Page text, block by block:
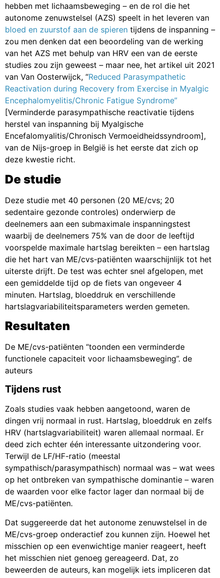
hebben met lichaamsbeweging – en de rol die het
autonome zenuwstelsel (AZS) speelt in het leveren van
bloed en zuurstof aan de spieren tijdens de inspanning –
zou men denken dat een beoordeling van de werking
van het AZS met behulp van HRV een van de eerste
studies zou zijn geweest – maar nee, het artikel uit 2021
van Van Oosterwijck, “Reduced Parasympathetic
Reactivation during Recovery from Exercise in Myalgic
Encephalomyelitis/Chronic Fatigue Syndrome”
[Verminderde parasympathische reactivatie tijdens
herstel van inspanning bij Myalgische
Encefalomyalitis/Chronisch Vermoeidheidssyndroom],
van de Nijs-groep in België is het eerste dat zich op
deze kwestie richt.
De studie
Deze studie met 40 personen (20 ME/cvs; 20
sedentaire gezonde controles) onderwierp de
deelnemers aan een submaximale inspanningstest
waarbij de deelnemers 75% van de door de leeftijd
voorspelde maximale hartslag bereikten – een hartslag
die het hart van ME/cvs-patiënten waarschijnlijk tot het
uiterste drijft. De test was echter snel afgelopen, met
een gemiddelde tijd op de fiets van ongeveer 4
minuten. Hartslag, bloeddruk en verschillende
hartslagvariabiliteitsparameters werden gemeten.
Resultaten
De ME/cvs-patiënten “toonden een verminderde
functionele capaciteit voor lichaamsbeweging”. de
auteurs
Tijdens rust
Zoals studies vaak hebben aangetoond, waren de
dingen vrij normaal in rust. Hartslag, bloeddruk en zelfs
HRV (hartslagvariabiliteit) waren allemaal normaal. Er
deed zich echter één interessante uitzondering voor.
Terwijl de LF/HF-ratio (meestal
sympathisch/parasympathisch) normaal was – wat wees
op het ontbreken van sympathische dominantie – waren
de waarden voor elke factor lager dan normaal bij de
ME/cvs-patiënten.
Dat suggereerde dat het autonome zenuwstelsel in de
ME/cvs-groep onderactief zou kunnen zijn. Hoewel het
misschien op een evenwichtige manier reageert, heeft
het misschien niet genoeg gereageerd. Dat, zo
beweerden de auteurs, kan mogelijk iets impliceren dat